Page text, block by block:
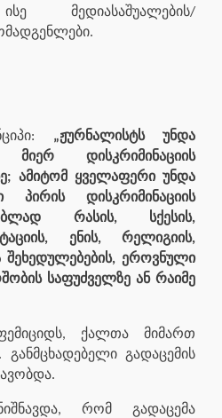
მედიასაშუალების/
„ჟურნალისტს უნდა
დისკრიმინაციის
ამიტომ ყველაფერი უნდა
პირის დისკრიმინაციის
რასის, სქესის,
ენის, რელიგიის,
ეროვნული
საფუძველზე ან რაიმე
ქალთა მიმართ
გადაცემის
რომ გადაცემა